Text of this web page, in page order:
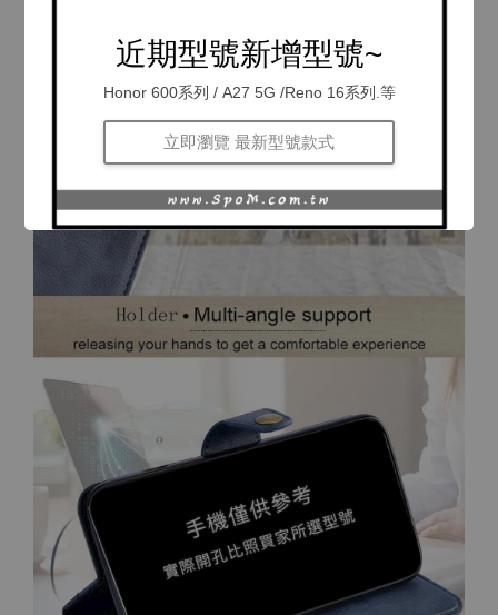
近期型號新增型號~
Honor 600系列 / A27 5G /Reno 16系列.等
立即瀏覽 最新型號款式